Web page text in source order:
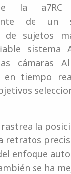
la a7RC
de un
de sujetos
sistema
cámaras
en tiempo
la
retratos
enfoque
se ha